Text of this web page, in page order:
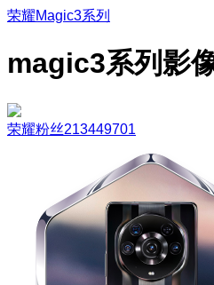
荣耀Magic3系列
magic3系列影
荣耀粉丝213449701